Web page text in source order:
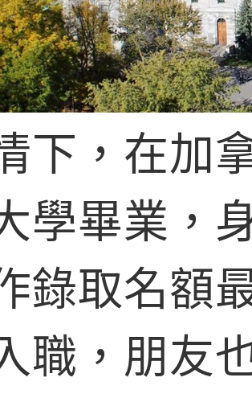
下，在加
學畢業，
錄取名額
職，朋友